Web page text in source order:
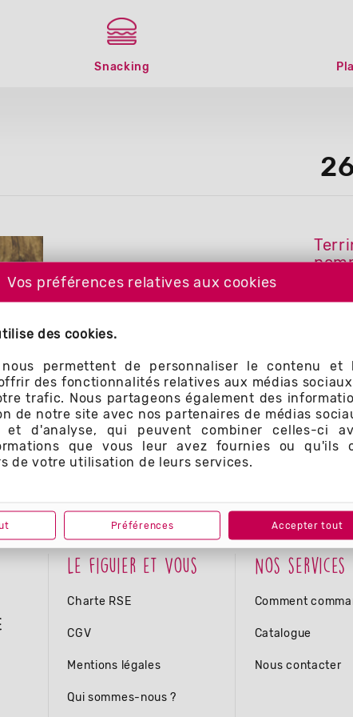
Vos préférences relatives aux cookies
des cookies.
nous permettent de personnaliser le contenu et
des fonctionnalités relatives aux médias
trafic. Nous partageons également des
de notre site avec nos partenaires de médias
d'analyse, qui peuvent combiner celles-ci
que vous leur avez fournies ou qu'ils
de votre utilisation de leurs services.
Préférences Accepter tout
Snacking
et
Mini
Le figuier et Vous
Charte RSE
CGV
Mentions légales
Qui sommes-nous ?
Nos services
Comment
Catalogue
Nous contacter